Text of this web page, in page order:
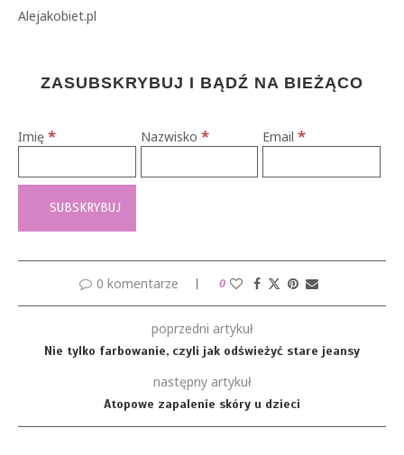
Alejakobiet.pl
ZASUBSKRYBUJ I BĄDŹ NA BIEŻĄCO
Imię * Nazwisko * Email*
0 komentarze 0
poprzedni artykuł
Nie tylko farbowanie, czyli jak odświeżyć stare jeansy
następny artykuł
Atopowe zapalenie skóry u dzieci